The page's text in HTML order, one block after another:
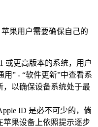
苹果用户需要确保自己的
或更高版本的系统，用户
用” - “软件更新”中查看系
，以确保设备系统处于最
ID 是必不可少的，倘
果设备上依照提示逐步